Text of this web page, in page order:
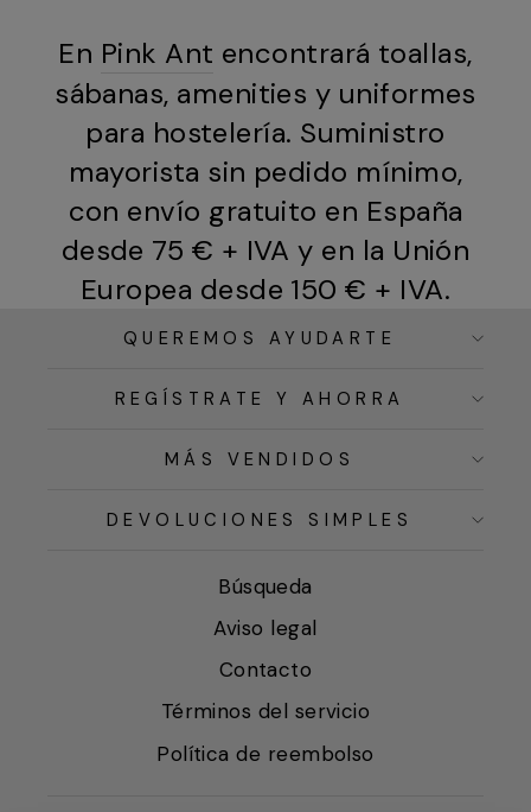
En Pink Ant encontrará toallas,
sábanas, amenities y uniformes
para hostelería. Suministro
mayorista sin pedido mínimo,
con envío gratuito en España
desde 75 € + IVA y en la Unión
Europea desde 150 € + IVA.
QUEREMOS AYUDARTE
REGÍSTRATE Y AHORRA
MÁS VENDIDOS
DEVOLUCIONES SIMPLES
Búsqueda
Aviso legal
Contacto
Términos del servicio
Política de reembolso